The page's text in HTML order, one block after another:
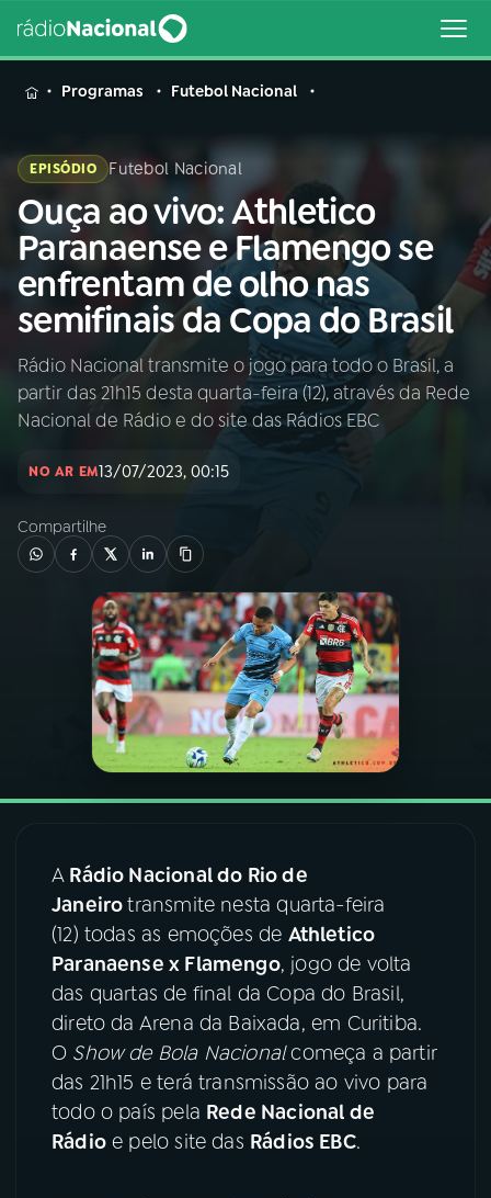
MENU
Buscar
na
Rádio
Nacional
Buscar
AO VIVO
01INÍCIO
02A RÁDIO
03PROGRAMAÇÃO
PROGRAMAS
PODCASTS
VIDEOCASTS
08FESTIVAL DE MÚSICA
ACOMPANHE A RÁDIO NACIONAL
YouTube Facebook
Instagram X
TikTok
Programas Futebol Nacional
EPISÓDIO Futebol Nacional
Ouça ao vivo: Athletico
Paranaense e Flamengo se
enfrentam de olho nas
semifinais da Copa do Brasil
Rádio Nacional transmite o jogo para todo o Brasil, a
partir das 21h15 desta quarta-feira (12), através da Rede
Nacional de Rádio e do site das Rádios EBC
NO AR EM13/07/2023, 00:15
Compartilhe
A Rádio Nacional do Rio de
Janeirotransmite nesta quarta-feira
(12) todas as emoções de Athletico
Paranaense x Flamengo, jogo de volta
das quartas de final da Copa do Brasil,
direto da Arena da Baixada, em Curitiba.
O Show de Bola Nacionalcomeça a partir
das 21h15 e terá transmissão ao vivo para
todo o país pela Rede Nacional de
Rádioe pelo site das Rádios EBC.